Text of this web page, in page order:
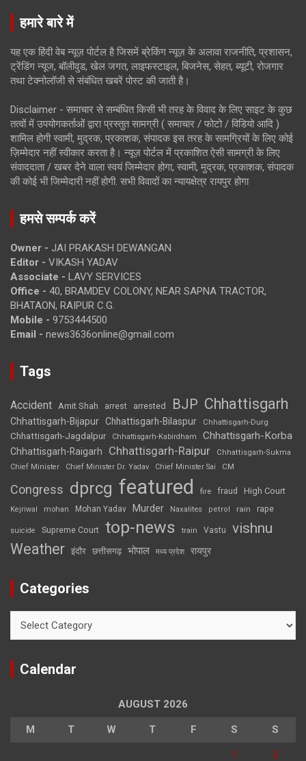
हमारे बारे में
यह एक हिंदी वेब न्यूज़ पोर्टल है जिसमें ब्रेकिंग न्यूज़ के अलावा राजनीति, प्रशासन,
ट्रेंडिंग न्यूज, बॉलीवुड, खेल जगत, लाइफस्टाइल, बिजनेस, सेहत, ब्यूटी, रोजगार
तथा टेक्नोलॉजी से संबंधित खबरें पोस्ट की जाती है।
Disclaimer - समाचार से सम्बंधित किसी भी तरह के विवाद के लिए साइट के कुछ
तत्वों में उपयोगकर्ताओं द्वारा प्रस्तुत सामग्री ( समाचार / फोटो / विडियो आदि )
शामिल होगी स्वामी, मुद्रक, प्रकाशक, संपादक इस तरह के सामग्रियों के लिए कोई
ज़िम्मेदार नहीं स्वीकार करता है। न्यूज़ पोर्टल में प्रकाशित ऐसी सामग्री के लिए
संवाददाता / खबर देने वाला स्वयं जिम्मेदार होगा, स्वामी, मुद्रक, प्रकाशक, संपादक
की कोई भी जिम्मेदारी नहीं होगी. सभी विवादों का न्यायक्षेत्र रायपुर होगा
हमसे सम्पर्क करें
Owner - JAI PRAKASH DEWANGAN
Editor - VIKASH YADAV
Associate - LAVY SERVICES
Office - 40, BRAMDEV COLONY, NEAR SAPNA TRACTOR,
BHATAON, RAIPUR C.G.
Mobile - 9753444500
Email - news3636online@gmail.com
Tags
Accident Amit Shah arrest arrested BJP Chhattisgarh
Chhattisgarh-Bijapur Chhattisgarh-Bilaspur Chhattisgarh-Durg
Chhattisgarh-Jagdalpur Chhattisgarh-Kabirdham Chhattisgarh-Korba
Chhattisgarh-Raigarh Chhattisgarh-Raipur
Chhattisgarh-Sukma
Chief Minister
Chief Minister Dr. Yadav Chief Minister Sai CM
Congress dprcg featured fire fraud High Court
Kejriwal mohan Mohan Yadav Murder Naxalites petrol rain rape
suicide Supreme Court top-news train Vastu vishnu
Weather इंदौर छत्तीसगढ़ भोपाल मध्य प्रदेश रायपुर
Categories
Calendar
AUGUST 2026
M T W T F S S
1 2